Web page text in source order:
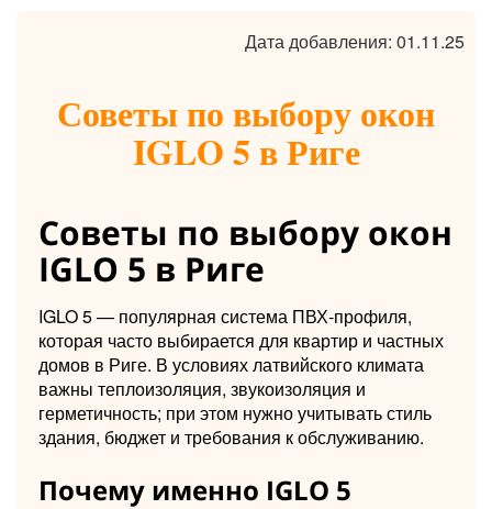
Дата добавления: 01.11.25
Советы по выбору окон
IGLO 5 в Риге
Советы по выбору окон
IGLO 5 в Риге
IGLO 5 — популярная система ПВХ-профиля,
которая часто выбирается для квартир и частных
домов в Риге. В условиях латвийского климата
важны теплоизоляция, звукоизоляция и
герметичность; при этом нужно учитывать стиль
здания, бюджет и требования к обслуживанию.
Почему именно IGLO 5